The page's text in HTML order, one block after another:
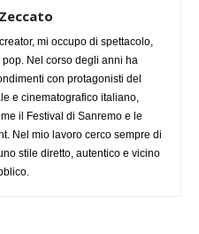
mi occupo di spettacolo,
Nel corso degli anni ha
con protagonisti del
e cinematografico italiano,
il Festival di Sanremo e le
Nel mio lavoro cerco sempre di
stile diretto, autentico e vicino